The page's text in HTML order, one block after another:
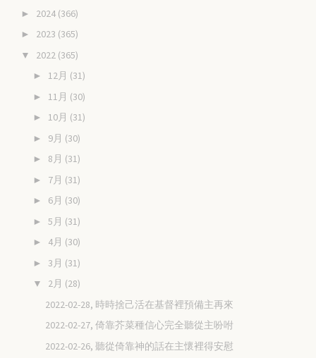
► 2024 (366)
► 2023 (365)
▼ 2022 (365)
► 12月 (31)
► 11月 (30)
► 10月 (31)
► 9月 (30)
► 8月 (31)
► 7月 (31)
► 6月 (30)
► 5月 (31)
► 4月 (30)
► 3月 (31)
▼ 2月 (28)
2022-02-28, 時時捨己活在基督裡預備主再來
2022-02-27, 倚靠芥菜種信心完全聽從主吩咐
2022-02-26, 聽從倚靠神的話在主懷裡得安慰